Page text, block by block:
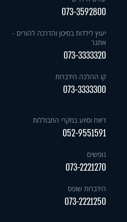
073-3592800
יעוץ לילדות בסיכון והדרכה להורים -
אתגר
073-3333320
קו ההלכה הידברות
073-3333300
דיווח וסיוע במקרי התבוללות
052-9551591
נופשים
073-2221270
הידברות שופס
073-2221250